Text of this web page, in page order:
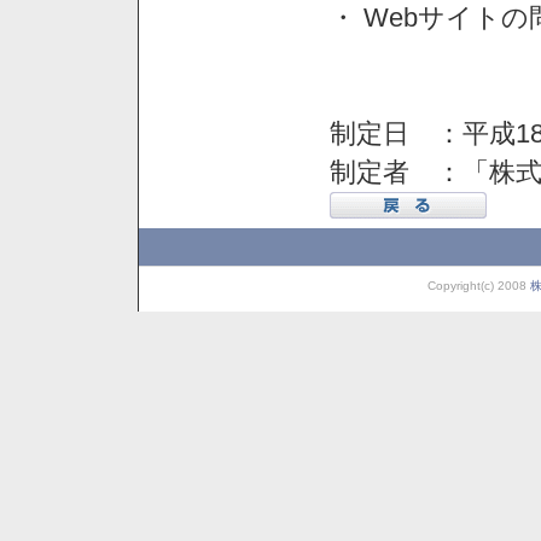
・ Webサイト
制定日 ：平成
制定者 ：「株
Copyright(c) 2008